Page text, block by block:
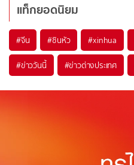
แท็กยอดนิยม
#จีน #ซินหัว #xinhua
#ข่าววันนี้ #ข่าวต่างประเทศ